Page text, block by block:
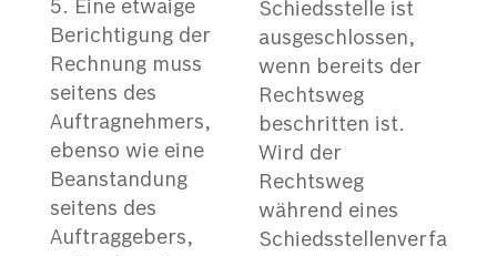
Eine etwaige
Berichtigung der
Rechnung muss
seitens des
Auftragnehmers,
ebenso wie eine
Beanstandung
seitens des
Auftraggebers,
Schiedsstelle ist
ausgeschlossen,
wenn bereits der
Rechtsweg
beschritten ist.
Wird der
Rechtsweg
während eines
Schiedsstellenverfa